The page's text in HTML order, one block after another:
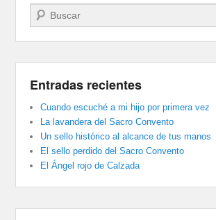
Buscar
Entradas recientes
Cuando escuché a mi hijo por primera vez
La lavandera del Sacro Convento
Un sello histórico al alcance de tus manos
El sello perdido del Sacro Convento
El Ángel rojo de Calzada